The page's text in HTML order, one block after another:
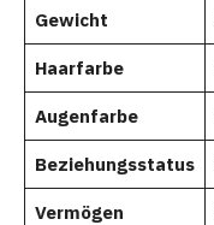
Gewicht
Haarfarbe
Augenfarbe
Beziehungsstatus
Vermögen